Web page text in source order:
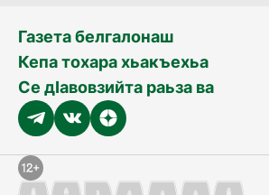
Газета белгалонаш
Кепа тохара хьакъехьа
Се дӀавовзийта раьза ва